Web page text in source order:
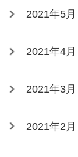
2021年5月
2021年4月
2021年3月
2021年2月